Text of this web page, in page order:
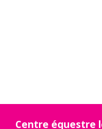
Centre équestre